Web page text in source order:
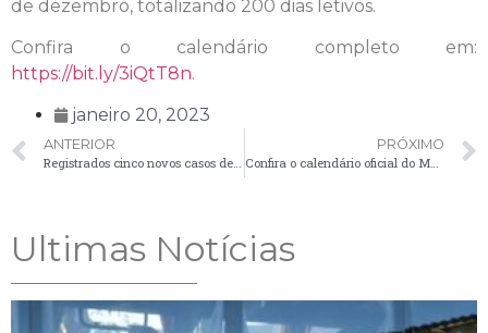
de dezembro, totalizando 200 dias letivos.
Confira o calendário completo em:
https://bit.ly/3iQtT8n.
janeiro 20, 2023
ANTERIOR
Registrados cinco novos casos de Covid-19 no boletim desta sexta-feira (20)
PRÓXIMO
Confira o calendário oficial do Município para 2023
Ultimas Notícias